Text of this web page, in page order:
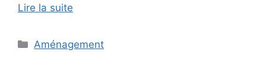
Lire la suite
Catégories
Aménagement